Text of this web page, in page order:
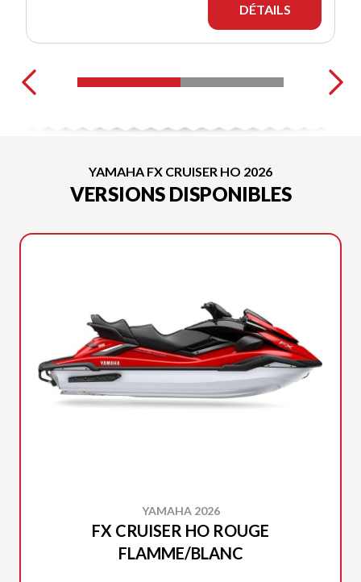
DÉTAILS
YAMAHA FX CRUISER HO 2026
VERSIONS DISPONIBLES
YAMAHA 2026
FX CRUISER HO ROUGE
FLAMME/BLANC